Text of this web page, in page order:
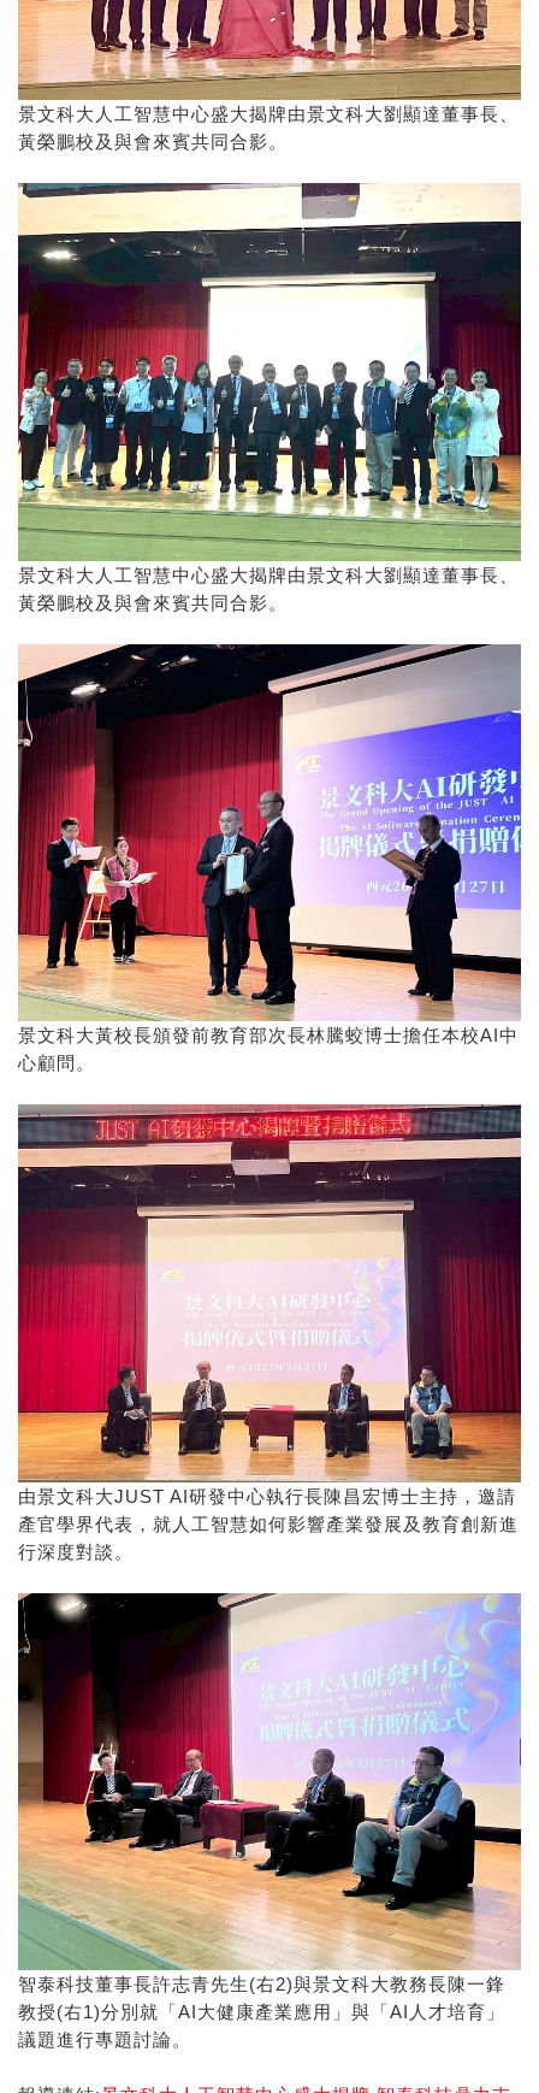
景文科大人工智慧中心盛大揭牌由景文科大劉顯達董事長、
黃榮鵬校及與會來賓共同合影。
景文科大人工智慧中心盛大揭牌由景文科大劉顯達董事長、
黃榮鵬校及與會來賓共同合影。
景文科大黃校長頒發前教育部次長林騰蛟博士擔任本校AI中
心顧問。
由景文科大JUST AI研發中心執行長陳昌宏博士主持，邀請
產官學界代表，就人工智慧如何影響產業發展及教育創新進
行深度對談。
智泰科技董事長許志青先生(右2)與景文科大教務長陳一鋒
教授(右1)分別就「AI大健康產業應用」與「AI人才培育」
議題進行專題討論。